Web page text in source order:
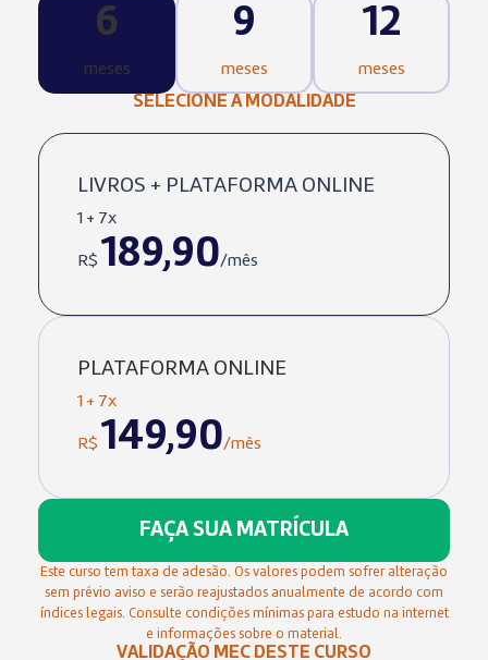
6
meses
9
meses
12
meses
SELECIONE A MODALIDADE
LIVROS + PLATAFORMA ONLINE
1 + 7x
R$ 189,90/mês
PLATAFORMA ONLINE
1 + 7x
R$ 149,90/mês
FAÇA SUA MATRÍCULA
Este curso tem taxa de adesão. Os valores podem sofrer alteração
sem prévio aviso e serão reajustados anualmente de acordo com
índices legais. Consulte condições mínimas para estudo na internet
e informações sobre o material.
VALIDAÇÃO MEC DESTE CURSO